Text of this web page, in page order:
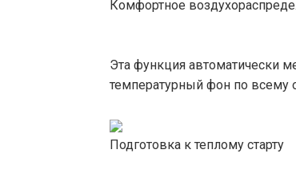
Комфортное
Эта функция автоматически
температурный фон по всему
Подготовка к теплому старту